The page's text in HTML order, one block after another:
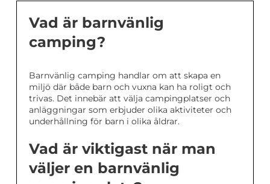
Vad är barnvänlig
camping?
Barnvänlig camping handlar om att skapa en
miljö där både barn och vuxna kan ha roligt och
trivas. Det innebär att välja campingplatser och
anläggningar som erbjuder olika aktiviteter och
underhållning för barn i olika åldrar.
Vad är viktigast när man
väljer en barnvänlig